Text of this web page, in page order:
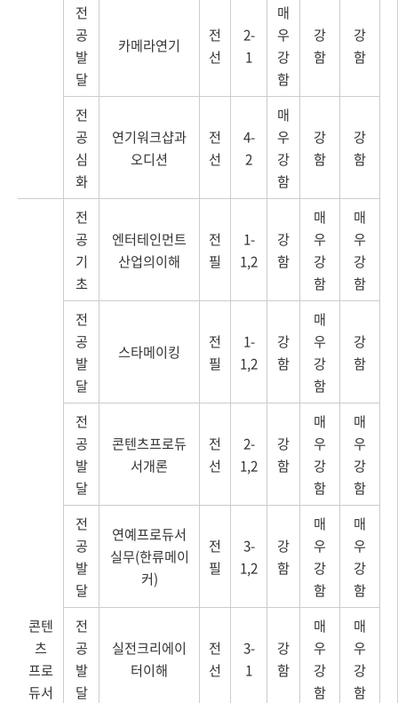
전
공
발
달
카메라연기
전
선
2-
1
매
우
강
함
강
함
강
함
전
공
심
화
연기워크샵과
오디션
전
선
4-
2
매
우
강
함
강
함
강
함
콘텐
츠
프로
듀서
전
공
기
초
엔터테인먼트
산업의이해
전
필
1-
1,2
강
함
매
우
강
함
매
우
강
함
전
공
발
달
스타메이킹
전
필
1-
1,2
강
함
매
우
강
함
강
함
전
공
발
달
콘텐츠프로듀
서개론
전
선
2-
1,2
강
함
매
우
강
함
매
우
강
함
전
공
발
달
연예프로듀서
실무(한류메이
커)
전
필
3-
1,2
강
함
매
우
강
함
매
우
강
함
전
공
발
달
실전크리에이
터이해
전
선
3-
1
강
함
매
우
강
함
매
우
강
함